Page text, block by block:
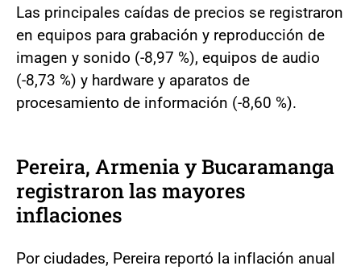
Las principales caídas de precios se registraron
en equipos para grabación y reproducción de
imagen y sonido (-8,97 %), equipos de audio
(-8,73 %) y hardware y aparatos de
procesamiento de información (-8,60 %).
Pereira, Armenia y Bucaramanga
registraron las mayores
inflaciones
Por ciudades, Pereira reportó la inflación anual